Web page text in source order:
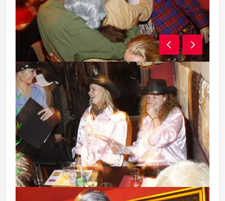
Inclusief:
Begeleiding door professionele acteur(s)
Uitgebreide lunch
Kostuum
Script
Prijs voor de beste speurneus
Te boeken op uw gewenste dag en tijdstip!